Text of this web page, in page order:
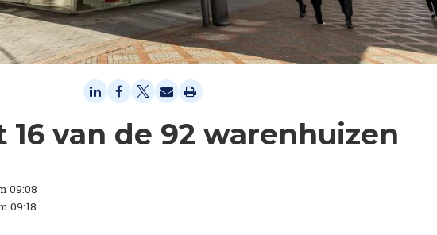
16 van de 92 warenhuizen
09:08
09:18